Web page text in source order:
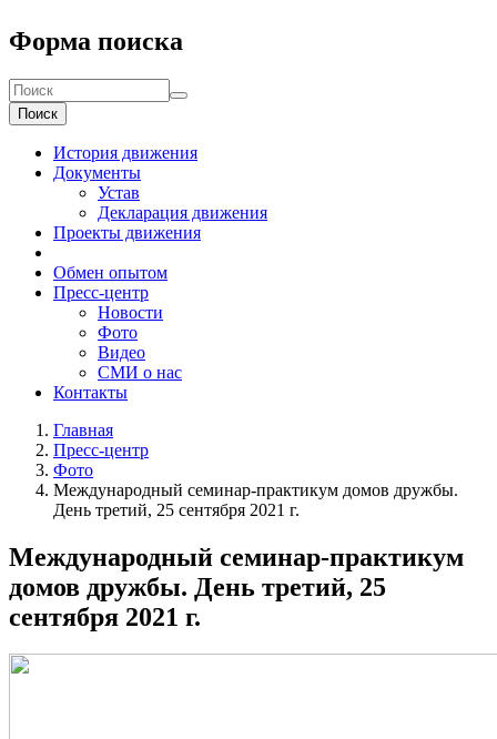
Форма поиска
Поиск
История движения
Документы
Устав
Декларация движения
Проекты движения
Обмен опытом
Пресс-центр
Новости
Фото
Видео
СМИ о нас
Контакты
Главная
Пресс-центр
Фото
Международный семинар-практикум домов дружбы.
День третий, 25 сентября 2021 г.
Международный семинар-практикум
домов дружбы. День третий, 25
сентября 2021 г.